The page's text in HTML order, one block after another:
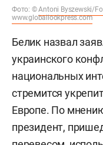
Фото: ©Antoni Byszewski/
www.globallookpress.com
Белик назвал
украинского
национальных
стремится
Европе. По
президент,